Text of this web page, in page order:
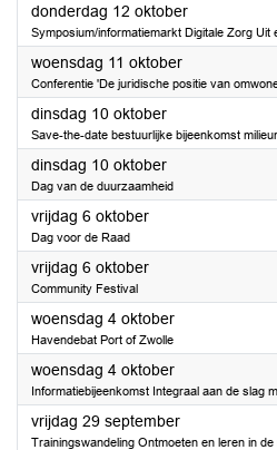
donderdag 12 oktober2023
Symposium/informatiemarkt Digitale Zorg Uit
woensdag 11 oktober2023
Conferentie 'De juridische positie van
dinsdag 10 oktober2023
Save-the-date bestuurlijke bijeenkomst
dinsdag 10 oktober2023
Dag van de duurzaamheid
vrijdag 6 oktober2023
Dag voor de Raad
vrijdag 6 oktober2023
Community Festival
woensdag 4 oktober2023
Havendebat Port of Zwolle
woensdag 4 oktober2023
Informatiebijeenkomst Integraal aan de slag
vrijdag 29 september2023
Trainingswandeling Ontmoeten en leren in de